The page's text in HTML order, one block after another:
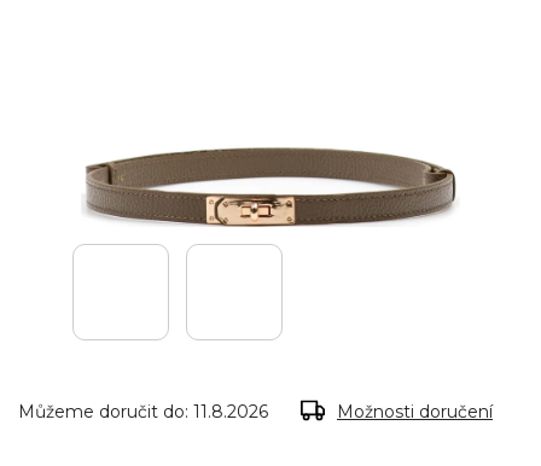
Můžeme doručit do: 11.8.2026 Možnosti doručení